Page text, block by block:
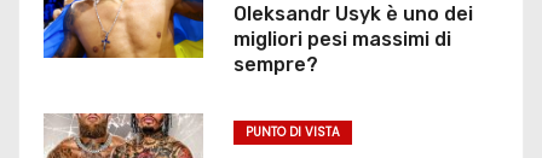
Oleksandr Usyk è uno dei
migliori pesi massimi di
sempre?
PUNTO DI VISTA